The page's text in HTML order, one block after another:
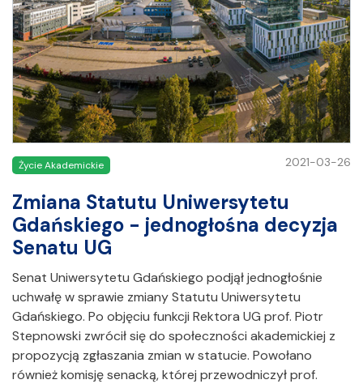
Życie Akademickie 2021-03-26
Zmiana Statutu Uniwersytetu
Gdańskiego - jednogłośna decyzja
Senatu UG
Senat Uniwersytetu Gdańskiego podjął jednogłośnie
uchwałę w sprawie zmiany Statutu Uniwersytetu
Gdańskiego. Po objęciu funkcji Rektora UG prof. Piotr
Stepnowski zwrócił się do społeczności akademickiej z
propozycją zgłaszania zmian w statucie. Powołano
również komisję senacką, której przewodniczył prof.